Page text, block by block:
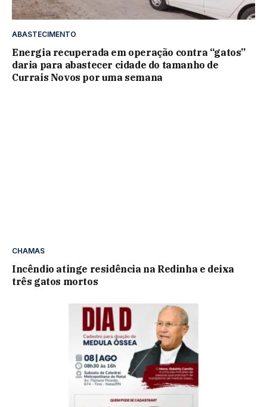
ABASTECIMENTO
Energia recuperada em operação contra “gatos”
daria para abastecer cidade do tamanho de
Currais Novos por uma semana
CHAMAS
Incêndio atinge residência na Redinha e deixa
três gatos mortos